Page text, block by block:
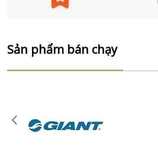
Sản phẩm bán chạy